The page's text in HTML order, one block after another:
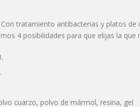
tratamiento antibacterias y platos
4 posibilidades para que elijas la
cuarzo, polvo de mármol, resina, gel